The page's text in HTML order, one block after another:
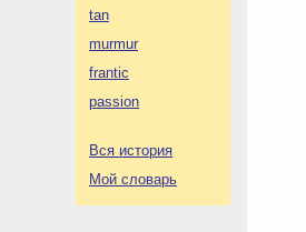
tan
murmur
frantic
passion
Вся история
Мой словарь